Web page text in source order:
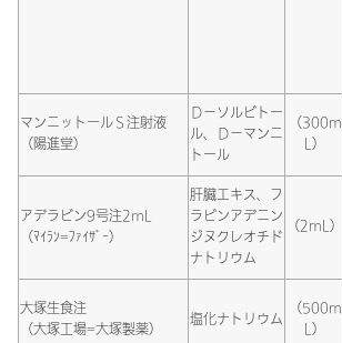
マンニットールＳ注射液
（陽進堂）
Ｄ－ソルビトー
ル、Ｄ－マンニ
トール
（300m
L）
アデラビン9号注2mL
（ﾏｲﾗﾝ=ﾌｧｲｻﾞｰ）
肝臓エキス、フ
ラビンアデニン
ジヌクレオチド
ナトリウム
（2mL）
大塚生食注
（大塚工場=大塚製薬）
塩化ナトリウム
（500m
L）